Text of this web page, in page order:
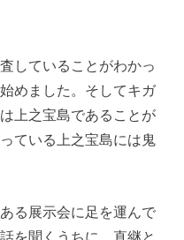
していることがわかっ
めました。そしてキガ
上之宝島であることが
ている上之宝島には鬼
る展示会に足を運んで
を聞くうちに、直継と